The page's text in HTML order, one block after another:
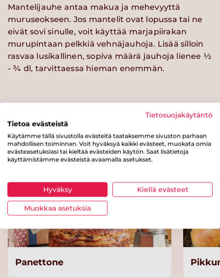
Mantelijauhe antaa makua ja mehevyyttä
muruseokseen. Jos mantelit ovat lopussa tai ne
eivät sovi sinulle, voit käyttää marjapiirakan
murupintaan pelkkiä vehnäjauhoja. Lisää silloin
rasvaa lusikallinen, sopiva määrä jauhoja lienee ½
- ¾ dl, tarvittaessa hieman enemmän.
Kokeile myös näitä reseptejä
Panettone
Tietosuojakäytäntö
Tietoa evästeistä
Käytämme tällä sivustolla evästeitä taataksemme sivuston parhaan
mahdollisen toiminnan. Voit hyväksyä kaikki evästeet, muokata omia
evästeasetuksiasi tai kieltää evästeiden käytön. Saat lisätietoja
käyttämistämme evästeistä avaamalla asetukset.
Hyväksy Kiellä evästeet
Muokkaa asetuksia